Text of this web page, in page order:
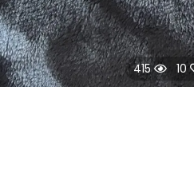
415 10